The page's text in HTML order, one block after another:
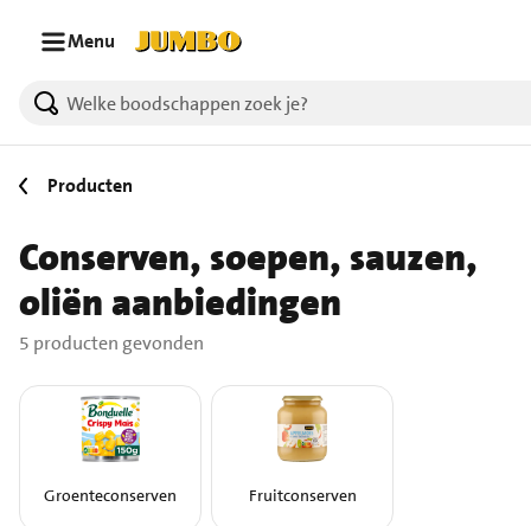
Menu
5 producten gevonden.
Producten
Conserven, soepen, sauzen,
oliën aanbiedingen
5 producten gevonden
Groenteconserven Fruitconserven